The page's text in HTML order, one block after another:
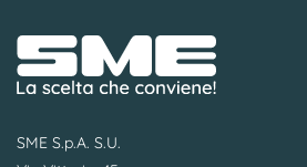
SME S.p.A. S.U.